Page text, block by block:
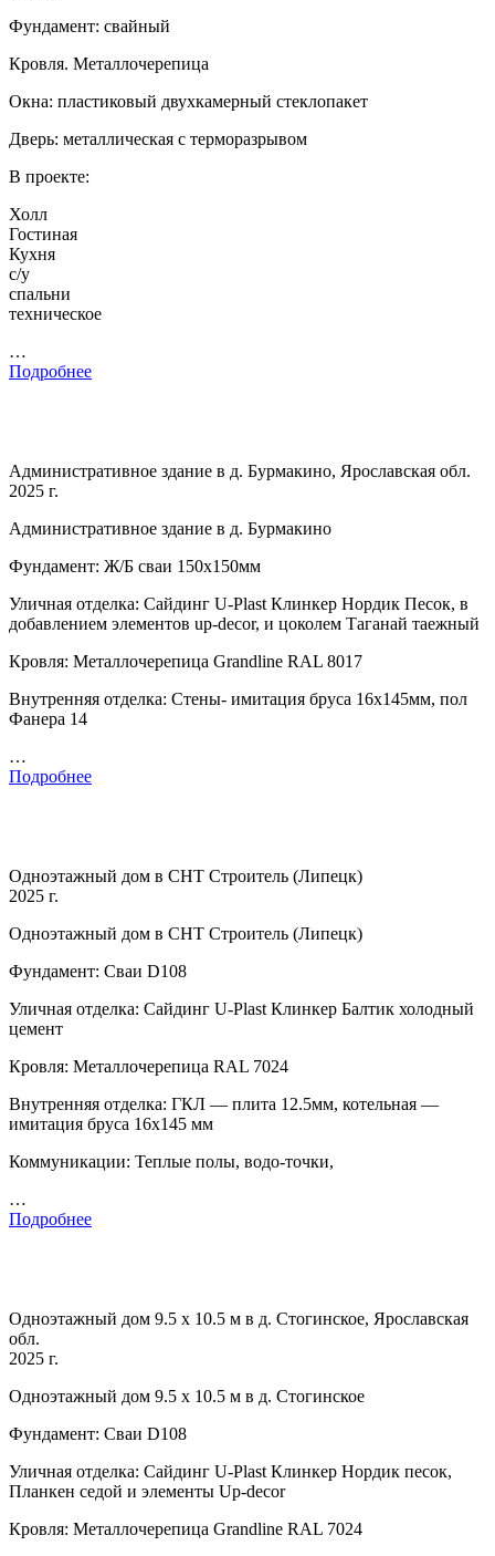
Фундамент: свайный
Кровля. Металлочерепица
Окна: пластиковый двухкамерный стеклопакет
Дверь: металлическая с терморазрывом
В проекте:
Холл
Гостиная
Кухня
с/у
спальни
техническое
…
Подробнее
Административное здание в д. Бурмакино, Ярославская обл.
2025 г.
Административное здание в д. Бурмакино
Фундамент: Ж/Б сваи 150х150мм
Уличная отделка: Сайдинг U-Plast Клинкер Нордик Песок, в
добавлением элементов up-decor, и цоколем Таганай таежный
Кровля: Металлочерепица Grandline RAL 8017
Внутренняя отделка: Стены- имитация бруса 16х145мм, пол
Фанера 14
…
Подробнее
Одноэтажный дом в СНТ Строитель (Липецк)
2025 г.
Одноэтажный дом в СНТ Строитель (Липецк)
Фундамент: Сваи D108
Уличная отделка: Сайдинг U-Plast Клинкер Балтик холодный
цемент
Кровля: Металлочерепица RAL 7024
Внутренняя отделка: ГКЛ — плита 12.5мм, котельная —
имитация бруса 16х145 мм
Коммуникации: Теплые полы, водо-точки,
…
Подробнее
Одноэтажный дом 9.5 х 10.5 м в д. Стогинское, Ярославская
обл.
2025 г.
Одноэтажный дом 9.5 х 10.5 м в д. Стогинское
Фундамент: Сваи D108
Уличная отделка: Сайдинг U-Plast Клинкер Нордик песок,
Планкен седой и элементы Up-decor
Кровля: Металлочерепица Grandline RAL 7024